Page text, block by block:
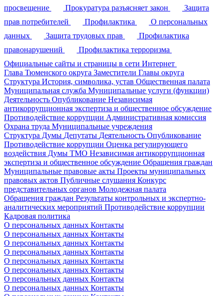
просвещение
Прокуратура разъясняет закон
Защита
прав потребителей
Профилактика
О персональных
данных
Защита трудовых прав
Профилактика
правонарушений
Профилактика терроризма
Официальные сайты и страницы в сети Интернет
Глава Тюменского округа Заместители Главы округа
Структура История, символика, устав Общественная палата
Муниципальная служба Муниципальные услуги (функции)
Деятельность Опубликование Независимая
антикоррупционная экспертиза и общественное обсуждение
Противодействие коррупции Административная комиссия
Охрана труда Муниципальные учреждения
Структура Думы Депутаты Деятельность Опубликование
Противодействие коррупции Оценка регулирующего
воздействия Думы ТМО Независимая антикоррупционная
экспертиза и общественное обсуждение Обращения граждан
Муниципальные правовые акты Проекты муниципальных
правовых актов Публичные слушания Конкурс
представительных органов Молодежная палата
Обращения граждан Результаты контрольных и экспертно-
аналитических мероприятий Противодействие коррупции
Кадровая политика
О персональных данных Контакты
О персональных данных Контакты
О персональных данных Контакты
О персональных данных Контакты
О персональных данных Контакты
О персональных данных Контакты
О персональных данных Контакты
О персональных данных Контакты